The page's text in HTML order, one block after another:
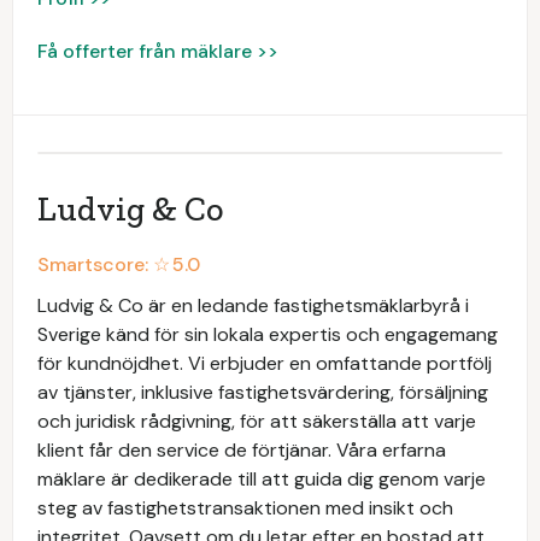
Få offerter från mäklare >>
Ludvig & Co
Smartscore: ☆5.0
Ludvig & Co är en ledande fastighetsmäklarbyrå i
Sverige känd för sin lokala expertis och engagemang
för kundnöjdhet. Vi erbjuder en omfattande portfölj
av tjänster, inklusive fastighetsvärdering, försäljning
och juridisk rådgivning, för att säkerställa att varje
klient får den service de förtjänar. Våra erfarna
mäklare är dedikerade till att guida dig genom varje
steg av fastighetstransaktionen med insikt och